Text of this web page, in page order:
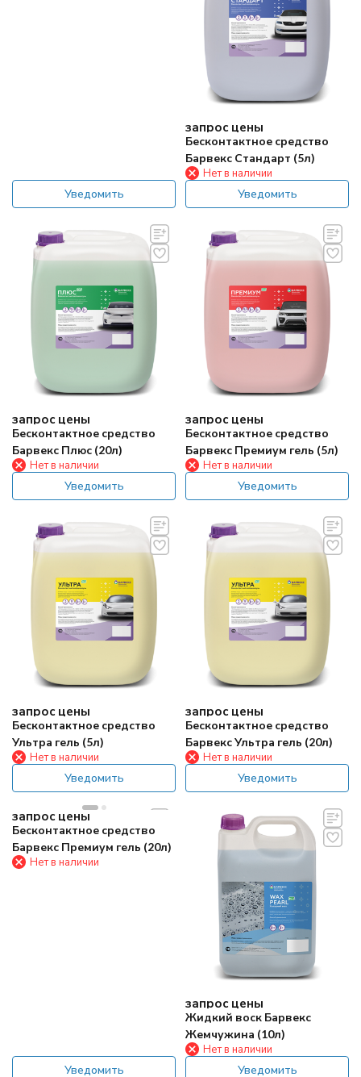
Уведомить
запрос цены
Бесконтактное средство
Барвекс Стандарт (5л)
Нет в наличии
Уведомить
запрос цены
Бесконтактное средство
Барвекс Плюс (20л)
Нет в наличии
Уведомить
запрос цены
Бесконтактное средство
Барвекс Премиум гель (5л)
Нет в наличии
Уведомить
запрос цены
Бесконтактное средство
Ультра гель (5л)
Нет в наличии
Уведомить
запрос цены
Бесконтактное средство
Барвекс Ультра гель (20л)
Нет в наличии
Уведомить
запрос цены
Бесконтактное средство
Барвекс Премиум гель (20л)
Нет в наличии
Уведомить
запрос цены
Жидкий воск Барвекс
Жемчужина (10л)
Нет в наличии
Уведомить